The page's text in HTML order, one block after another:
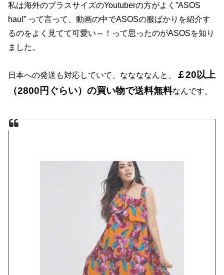
私は海外のプラスサイズのYoutuberの方がよく”ASOS
haul” って言って、動画の中でASOSの服ばかりを紹介す
るのをよく見てて可愛い～！って思ったのがASOSを知り
ました。
日本への発送も対応していて、ななななんと、
￡20以上
（2800円ぐらい）の買い物で送料無料なんです。